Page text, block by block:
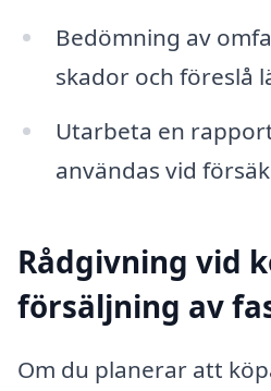
Bedömning av
skador och föreslå
Utarbeta en
användas vid
Rådgivning vid
försäljning av
Om du planerar att